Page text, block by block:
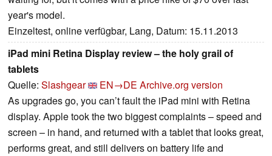
year's model.
Einzeltest, online verfügbar, Lang, Datum: 15.11.2013
iPad mini Retina Display review – the holy grail of
tablets
Quelle: Slashgear EN→DE Archive.org version
As upgrades go, you can’t fault the iPad mini with Retina
display. Apple took the two biggest complaints – speed and
screen – in hand, and returned with a tablet that looks great,
performs great, and still delivers on battery life and